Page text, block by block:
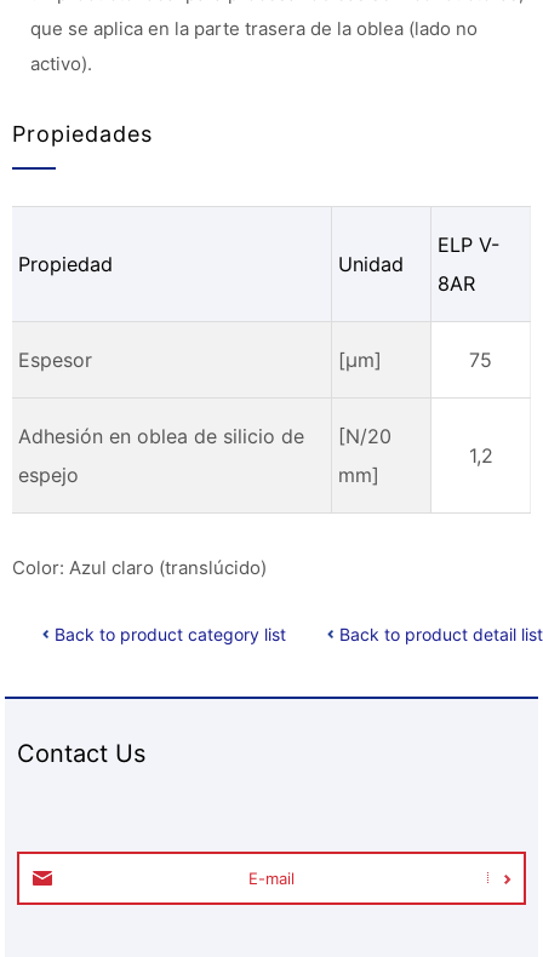
que se aplica en la parte trasera de la oblea (lado no
activo).
Propiedades
Propiedad Unidad
ELP V-
8AR
Espesor [µm] 75
Adhesión en oblea de silicio de
espejo
[N/20
mm]
1,2
Color: Azul claro (translúcido)
Back to product category list Back to product detail list
Contact Us
E-mail